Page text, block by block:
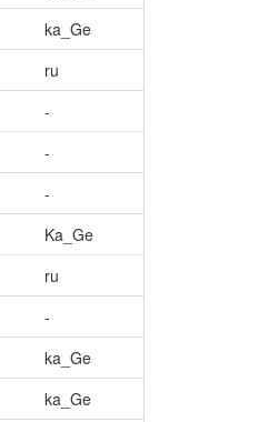
ka_Ge
ru
-
-
-
Ka_Ge
ru
-
ka_Ge
ka_Ge